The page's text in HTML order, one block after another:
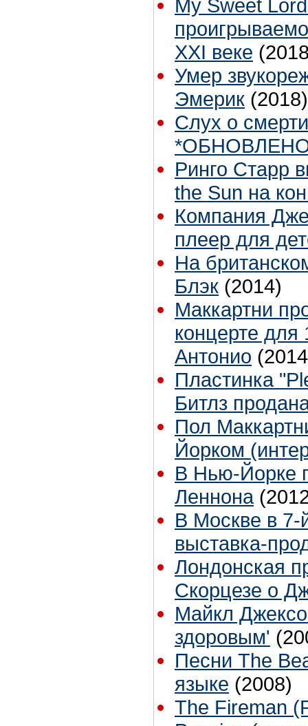
My Sweet
XXI веке
Умер
Эмерик (2018)
Слух о
Ринго Старр
the Sun на
Компания
плеер для
На
Блэк (2014)
Маккартни
концерте для
Антонио
Пластинка
Битлз
Пол
Йорком
В Нью-Йорке
Леннона
В Москве в 7-
выставка-
Лондонская
Скорцезе о
Майкл
здоровым'
Песни The
языке (2008)
The Fireman